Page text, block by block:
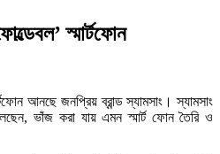
স্মার্টফোন
আনছে জনপ্রিয় ব্রান্ড স্যামসাং। স্যামসাং
ভাঁজ করা যায় এমন স্মার্ট ফোন তৈরি ও